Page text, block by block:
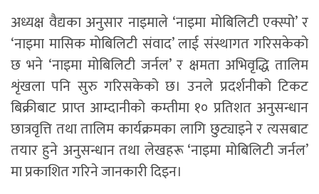
अध्यक्ष वैद्यका अनुसार नाइमाले ‘नाइमा मोबिलिटी एक्स्पो’ र
‘नाइमा मासिक मोबिलिटी संवाद’ लाई संस्थागत गरिसकेको
छ भने ‘नाइमा मोबिलिटी जर्नल’ र क्षमता अभिवृद्धि तालिम
शृंखला पनि सुरु गरिसकेको छ। उनले प्रदर्शनीको टिकट
बिक्रीबाट प्राप्त आम्दानीको कम्तीमा १० प्रतिशत अनुसन्धान
छात्रवृत्ति तथा तालिम कार्यक्रमका लागि छुट्याइने र त्यसबाट
तयार हुने अनुसन्धान तथा लेखहरू ‘नाइमा मोबिलिटी जर्नल’
मा प्रकाशित गरिने जानकारी दिइन।